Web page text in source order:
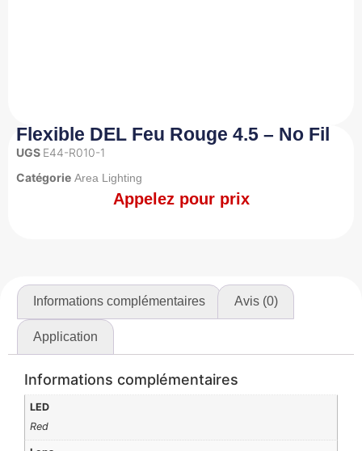
Flexible DEL Feu Rouge 4.5 – No Fil
UGS E44-R010-1
Catégorie Area Lighting
Appelez pour prix
Informations complémentaires Avis (0)
Application
Informations complémentaires
LED
Red